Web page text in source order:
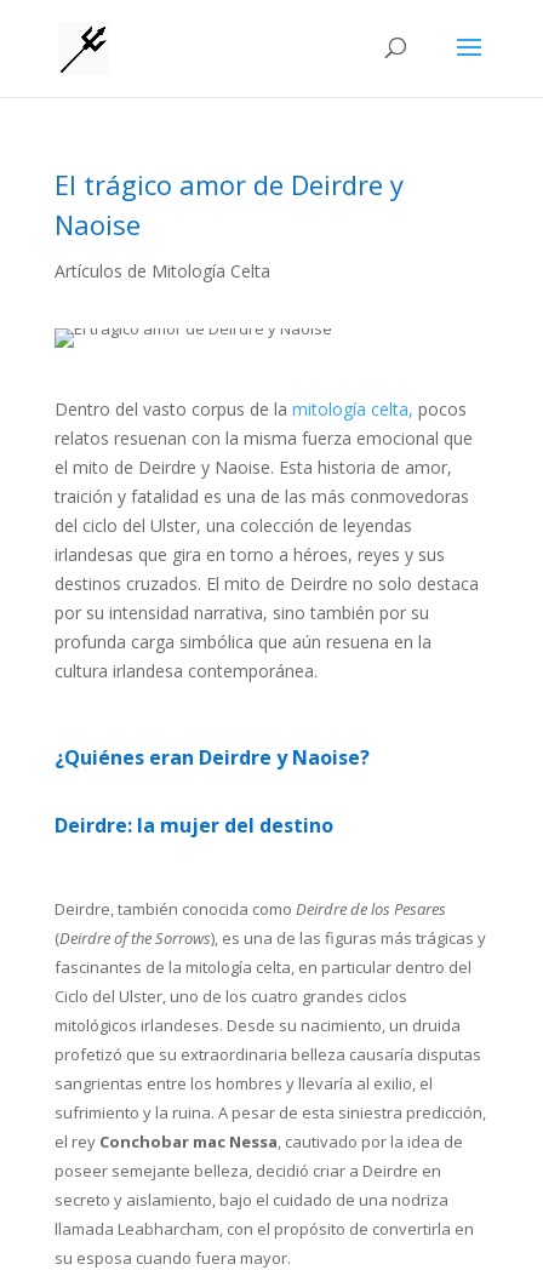
El trágico amor de Deirdre y
Naoise
Artículos de Mitología Celta
Dentro del vasto corpus de la mitología celta, pocos
relatos resuenan con la misma fuerza emocional que
el mito de Deirdre y Naoise. Esta historia de amor,
traición y fatalidad es una de las más conmovedoras
del ciclo del Ulster, una colección de leyendas
irlandesas que gira en torno a héroes, reyes y sus
destinos cruzados. El mito de Deirdre no solo destaca
por su intensidad narrativa, sino también por su
profunda carga simbólica que aún resuena en la
cultura irlandesa contemporánea.
¿Quiénes eran Deirdre y Naoise?
Deirdre: la mujer del destino
Deirdre, también conocida como Deirdre de los Pesares
(Deirdre of the Sorrows), es una de las figuras más trágicas y
fascinantes de la mitología celta, en particular dentro del
Ciclo del Ulster, uno de los cuatro grandes ciclos
mitológicos irlandeses. Desde su nacimiento, un druida
profetizó que su extraordinaria belleza causaría disputas
sangrientas entre los hombres y llevaría al exilio, el
sufrimiento y la ruina. A pesar de esta siniestra predicción,
el rey Conchobar mac Nessa, cautivado por la idea de
poseer semejante belleza, decidió criar a Deirdre en
secreto y aislamiento, bajo el cuidado de una nodriza
llamada Leabharcham, con el propósito de convertirla en
su esposa cuando fuera mayor.